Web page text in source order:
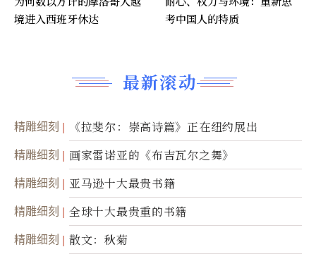
最新滚动
精雕细刻 《拉斐尔：崇高诗篇》正在纽约展出
精雕细刻 画家雷诺亚的《布吉瓦尔之舞》
精雕细刻 亚马逊十大最贵书籍
精雕细刻 全球十大最贵重的书籍
精雕细刻 散文：秋菊
境进入西班牙休达
考中国人的特质